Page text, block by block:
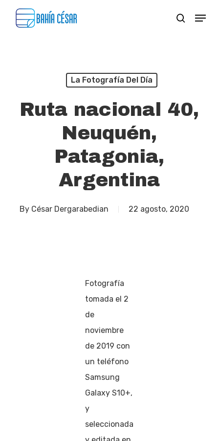
search
Menu
La Fotografía Del Día
Ruta nacional 40,
Neuquén,
Patagonia,
Argentina
By César Dergarabedian 22 agosto, 2020
Fotografía
tomada el 2
de
noviembre
de 2019 con
un teléfono
Samsung
Galaxy S10+,
y
seleccionada